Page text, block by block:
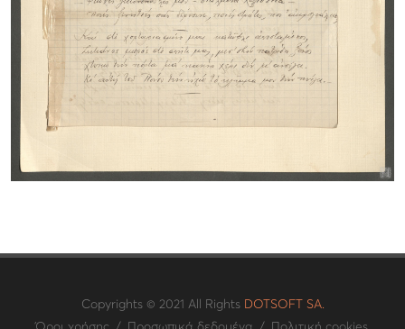
Copyrights © 2021 All Rights DOTSOFT SA.